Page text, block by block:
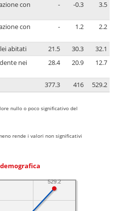
con
- -0.3 3.5
con
- 1.2 2.2
abitati 21.5 30.3
32.1
nei
28.4 20.9 12.7
377.3 416 529.2
nullo o poco significativo del
rende i valori non significativi
529.2